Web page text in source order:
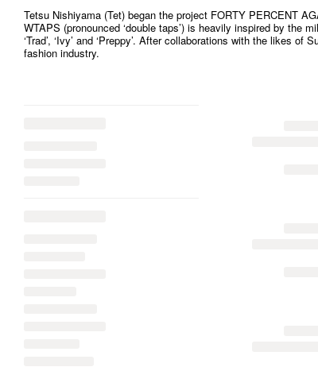
Tetsu Nishiyama (Tet) began the project FORTY PERCENT
WTAPS (pronounced ‘double taps’) is heavily inspired by the
‘Trad’, ‘Ivy’ and ‘Preppy’. After collaborations with the likes
fashion industry.